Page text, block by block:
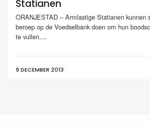
Statianen
ORANJESTAD – Armlastige Statianen kunnen
beroep op de Voedselbank doen om hun
te vullen....
9 DECEMBER 2013